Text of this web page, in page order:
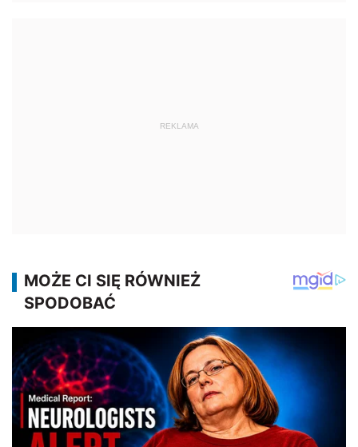
REKLAMA